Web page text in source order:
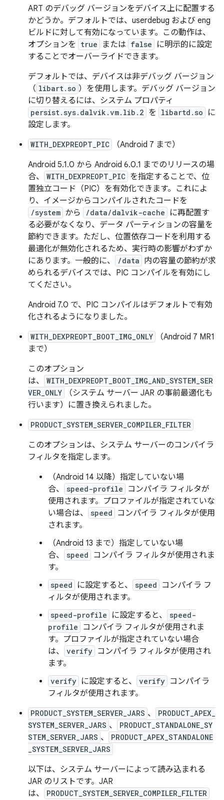
ART のデバッグ バージョンをデバイス上に配置する
かどうか。デフォルトでは、userdebug および eng
ビルドに対して有効になっています。この動作は、
オプションを
true または false
に明示的に設定
することでオーバーライドできます。
デフォルトでは、デバイスは非デバッグ バージョン
（ libart.so ）を使用します。デバッグ バージョン
に切り替えるには、システム プロパティ
persist.sys.dalvik.vm.lib.2 を libartd.so
に
設定します。
WITH_DEXPREOPT_PIC
（Android 7 まで）
Android 5.1.0 から Android 6.0.1 までのリリースの場
合、
WITH_DEXPREOPT_PIC を指定することで、位
置独立コード（PIC）を有効化できます。これによ
り、イメージからコンパイルされたコードを
/system から /data/dalvik-cache
に再配置す
る必要がなくなり、データ パーティションの容量を
節約できます。ただし、位置依存コードを利用する
最適化が無効化されるため、実行時の影響がわずか
にあります。一般的に、
/data 内の容量の節約が求
められるデバイスでは、PIC コンパイルを有効にし
てください。
Android 7.0 で、PIC コンパイルはデフォルトで有効
化されるようになりました。
WITH_DEXPREOPT_BOOT_IMG_ONLY
（Android 7 MR1
まで）
このオプション
は、
WITH_DEXPREOPT_BOOT_IMG_AND_SYSTEM_SER
VER_ONLY
（システム サーバー JAR の事前最適化も
行います）に置き換えられました。
PRODUCT_SYSTEM_SERVER_COMPILER_FILTER
このオプションは、システム サーバーのコンパイラ
フィルタを指定します。
（Android 14 以降）指定していない場
合、
speed-profile
コンパイラ フィルタが
使用されます。プロファイルが指定されていな
い場合は、
speed
コンパイラ フィルタが使用
されます。
（Android 13 まで）指定していない場
合、
speed
コンパイラ フィルタが使用されま
す。
speed に設定すると、 speed
コンパイラ フ
ィルタが使用されます。
speed-profile に設定すると、
speed-
profile
コンパイラ フィルタが使用されま
す。プロファイルが指定されていない場合
は、
verify コンパイラ フィルタが使用され
ます。
verify に設定すると、 verify コンパイラ
フィルタが使用されます。
PRODUCT_SYSTEM_SERVER_JARS 、
PRODUCT_APEX_
SYSTEM_SERVER_JARS 、
PRODUCT_STANDALONE_SY
STEM_SERVER_JARS 、
PRODUCT_APEX_STANDALONE
_SYSTEM_SERVER_JARS
以下は、システム サーバーによって読み込まれる
JAR のリストです。JAR
は、
PRODUCT_SYSTEM_SERVER_COMPILER_FILTER